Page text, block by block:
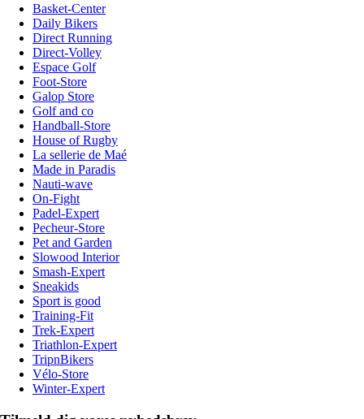
Basket-Center
Daily Bikers
Direct Running
Direct-Volley
Espace Golf
Foot-Store
Galop Store
Golf and co
Handball-Store
House of Rugby
La sellerie de Maé
Made in Paradis
Nauti-wave
On-Fight
Padel-Expert
Pecheur-Store
Pet and Garden
Slowood Interior
Smash-Expert
Sneakids
Sport is good
Training-Fit
Trek-Expert
Triathlon-Expert
TripnBikers
Vélo-Store
Winter-Expert